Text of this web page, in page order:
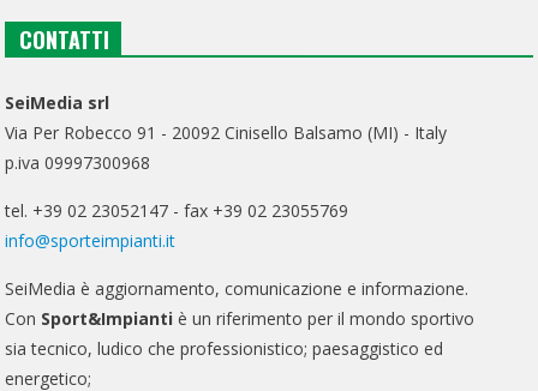
CONTATTI
SeiMedia srl
Via Per Robecco 91 - 20092 Cinisello Balsamo (MI) - Italy
p.iva 09997300968
tel. +39 02 23052147 - fax +39 02 23055769
info@sporteimpianti.it
SeiMedia è aggiornamento, comunicazione e informazione.
Con Sport&Impianti è un riferimento per il mondo sportivo
sia tecnico, ludico che professionistico; paesaggistico ed
energetico;